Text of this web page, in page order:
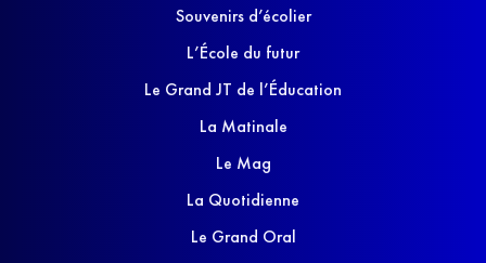
Souvenirs d’écolier
L’École du futur
Le Grand JT de l’Éducation
La Matinale
Le Mag
La Quotidienne
Le Grand Oral